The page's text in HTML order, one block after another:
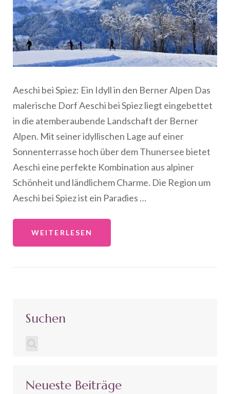
Aeschi bei Spiez: Ein Idyll in den Berner Alpen Das
malerische Dorf Aeschi bei Spiez liegt eingebettet
in die atemberaubende Landschaft der Berner
Alpen. Mit seiner idyllischen Lage auf einer
Sonnenterrasse hoch über dem Thunersee bietet
Aeschi eine perfekte Kombination aus alpiner
Schönheit und ländlichem Charme. Die Region um
Aeschi bei Spiez ist ein Paradies …
WEITERLESEN
Suchen
Neueste Beiträge